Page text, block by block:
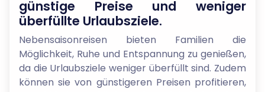
günstige Preise und weniger
überfüllte Urlaubsziele.
Nebensaisonreisen bieten Familien die
Möglichkeit, Ruhe und Entspannung zu genießen,
da die Urlaubsziele weniger überfüllt sind. Zudem
können sie von günstigeren Preisen profitieren,